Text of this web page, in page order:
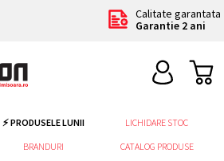
Calitate garantata
Garantie 2 ani
⚡ PRODUSELE LUNII
LICHIDARE STOC
BRANDURI CATALOG PRODUSE